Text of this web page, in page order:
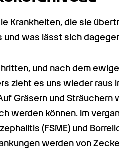
Krankheiten, die sie
was lässt sich
und nach dem
zieht es uns wieder raus
Gräsern und Sträuchern
werden können. Im
(FSME) und
werden von